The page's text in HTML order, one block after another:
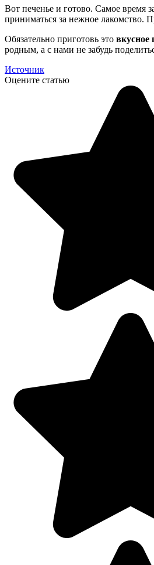
Вот печенье и готово. Самое время
приниматься за нежное лакомство.
Обязательно приготовь это вкусное
родным, а с нами не забудь
Источник
Оцените статью